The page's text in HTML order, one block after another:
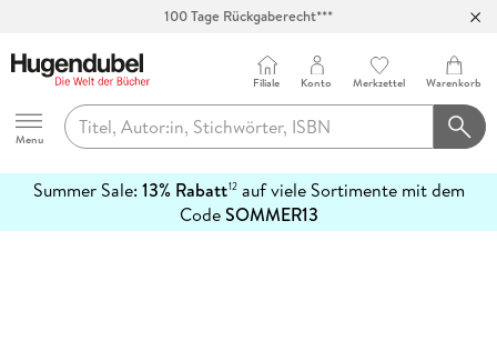
100 Tage Rückgaberecht***
Hugendubel
Menu
Filiale Konto Merkzettel Warenkorb
Summer Sale: 13% Rabatt12auf viele Sortimente mit dem
CodeSOMMER13
erfahren